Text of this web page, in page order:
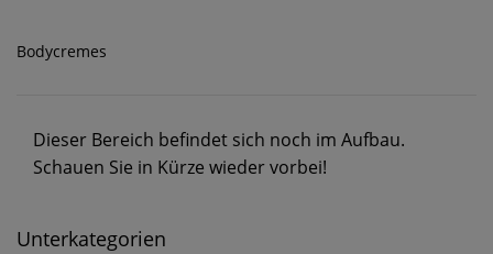
Bodycremes
Dieser Bereich befindet sich noch im Aufbau.
Schauen Sie in Kürze wieder vorbei!
Unterkategorien